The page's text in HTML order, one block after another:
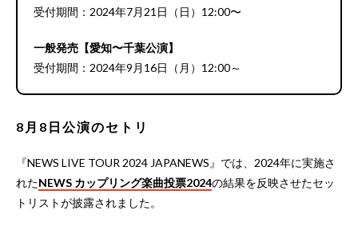
受付期間：2024年7月21日（日）12:00〜
一般発売【愛知〜千葉公演】
受付期間：2024年9月16日（月）12:00～
8月8日公演のセトリ
『NEWS LIVE TOUR 2024 JAPANEWS』では、2024年に実施さ
れたNEWS カップリング楽曲投票2024の結果を反映させたセッ
トリストが披露されました。